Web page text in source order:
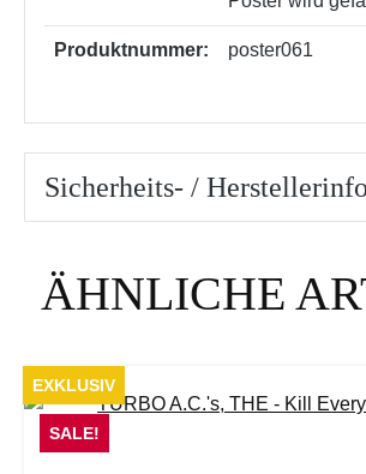
Produktnummer: poster061
Sicherheits- /
ÄHNLICHE
EXKLUSIV
SALE!